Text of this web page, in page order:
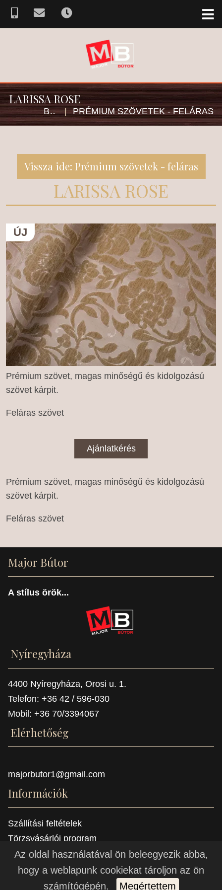
Az oldal használatával ön beleegyezik abba,
hogy a weblapunk cookiekat tároljon az ön
számítógépén.
Megértettem
LARISSA ROSE
BÚTOR SZÖVETVÁLASZTÉK | PRÉMIUM SZÖVETEK - FELÁRAS
Vissza ide: Prémium szövetek - feláras
LARISSA ROSE
ÚJ
Prémium szövet, magas minőségű és kidolgozású
szövet kárpit.
Feláras szövet
Ajánlatkérés
Prémium szövet, magas minőségű és kidolgozású
szövet kárpit.
Feláras szövet
Major Bútor
A stílus örök...
Nyíregyháza
4400 Nyíregyháza, Orosi u. 1.
Telefon: +36 42 / 596-030
Mobil: +36 70/3394067
Elérhetőség
majorbutor1@gmail.com
Információk
Szállítási feltételek
Törzsvásárlói program
Referenciák
© 2021 -Major Bútor a bútor készítő manufaktúra - bútor,
étkező, komód, ülogarnitúra, hálószoba bútor